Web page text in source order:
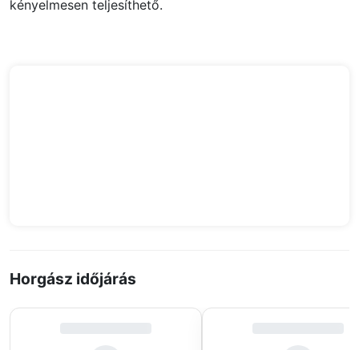
kényelmesen teljesíthető.
Horgász időjárás